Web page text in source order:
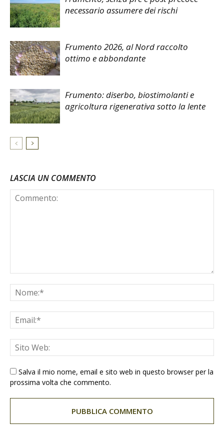
necessario assumere dei rischi
Frumento 2026, al Nord raccolto
ottimo e abbondante
Frumento: diserbo, biostimolanti e
agricoltura rigenerativa sotto la lente
LASCIA UN COMMENTO
Salva il mio nome, email e sito web in questo browser per la
prossima volta che commento.